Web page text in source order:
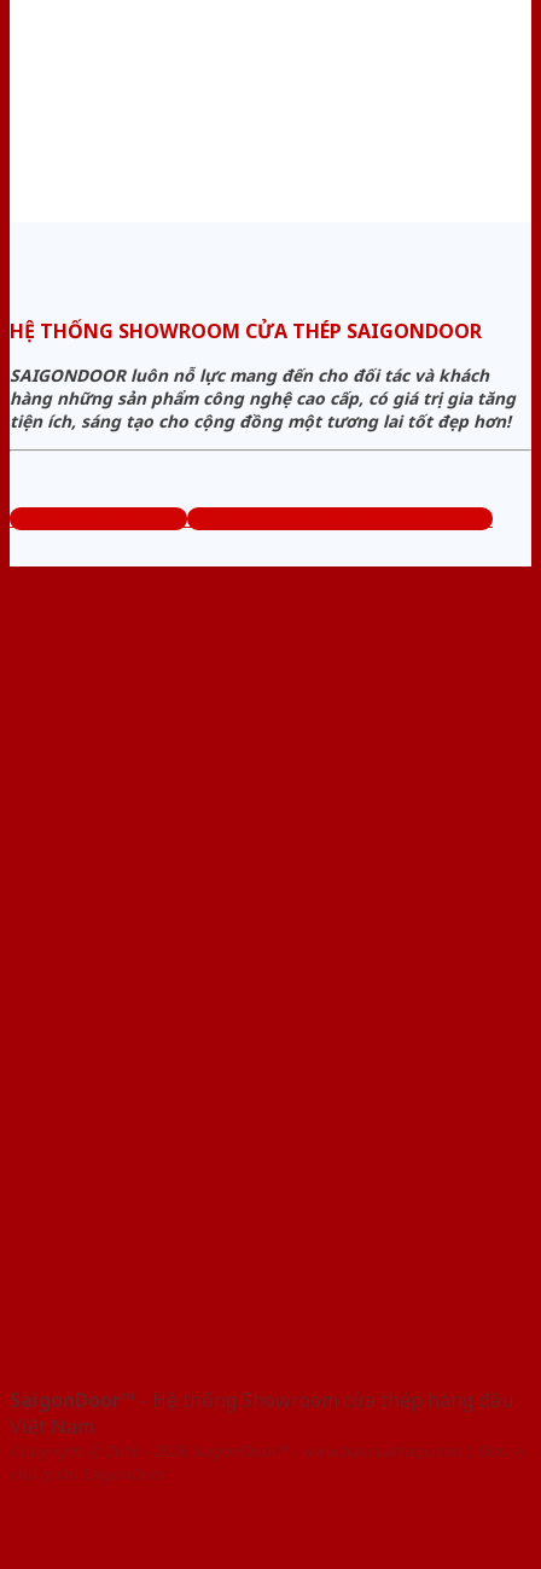
HỆ THỐNG SHOWROOM CỬA THÉP SAIGONDOOR
SAIGONDOOR luôn nỗ lực mang đến cho đối tác và khách
hàng những sản phẩm công nghệ cao cấp, có giá trị gia tăng
tiện ích, sáng tạo cho cộng đồng một tương lai tốt đẹp hơn!
www.bancuathep.com Tổng đài tư vấn miễn phí: 0824.400.400
SaigonDoor™ - Hệ thống Showroom cửa thép hàng đầu
Việt Nam
Copyright ⓒ 2016 – 2026 SaigonDoor™ - www.bancuathep.com | Đơn vị
chủ quản SaigonDoor